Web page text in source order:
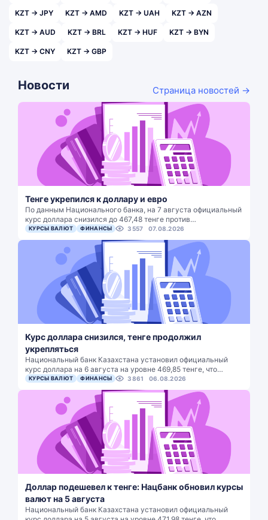
KZT → JPY KZT → AMD KZT → UAH KZT → AZN
KZT → AUD KZT → BRL KZT → HUF KZT → BYN
KZT → CNY KZT → GBP
Новости Страница новостей →
Тенге укрепился к доллару и евро
По данным Национального банка, на 7 августа официальный
курс доллара снизился до 467,48 тенге против…
КУРСЫ ВАЛЮТ ФИНАНСЫ 3557 07.08.2026
Курс доллара снизился, тенге продолжил
укрепляться
Национальный банк Казахстана установил официальный
курс доллара на 6 августа на уровне 469,85 тенге, что…
КУРСЫ ВАЛЮТ ФИНАНСЫ 3861 06.08.2026
Доллар подешевел к тенге: Нацбанк обновил курсы
валют на 5 августа
Национальный банк Казахстана установил официальный